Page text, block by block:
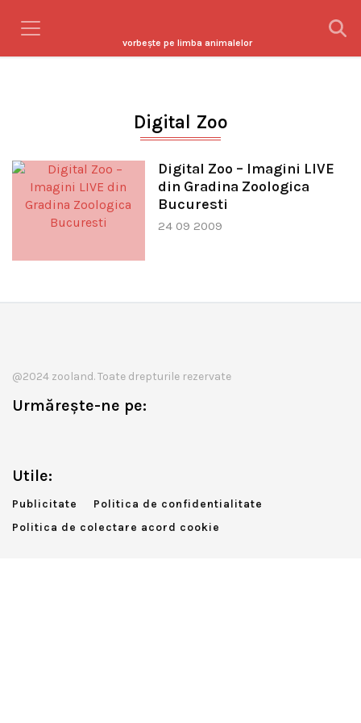
vorbeşte pe limba animalelor
Digital Zoo
Digital Zoo – Imagini LIVE
din Gradina Zoologica
Bucuresti
24 09 2009
@2024 zooland. Toate drepturile rezervate
Urmărește-ne pe:
Utile:
Publicitate
Politica de confidentialitate
Politica de colectare acord cookie